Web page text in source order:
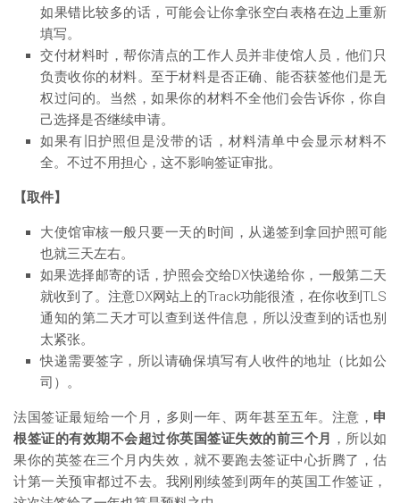
如果错比较多的话，可能会让你拿张空白表格在边上重新
填写。
交付材料时，帮你清点的工作人员并非使馆人员，他们只
负责收你的材料。至于材料是否正确、能否获签他们是无
权过问的。当然，如果你的材料不全他们会告诉你，你自
己选择是否继续申请。
如果有旧护照但是没带的话，材料清单中会显示材料不
全。不过不用担心，这不影响签证审批。
【取件】
大使馆审核一般只要一天的时间，从递签到拿回护照可能
也就三天左右。
如果选择邮寄的话，护照会交给DX快递给你，一般第二天
就收到了。注意DX网站上的Track功能很渣，在你收到TLS
通知的第二天才可以查到送件信息，所以没查到的话也别
太紧张。
快递需要签字，所以请确保填写有人收件的地址（比如公
司）。
法国签证最短给一个月，多则一年、两年甚至五年。注意， 申
根签证的有效期不会超过你英国签证失效的前三个月
，所以如
果你的英签在三个月内失效，就不要跑去签证中心折腾了，估
计第一关预审都过不去。我刚刚续签到两年的英国工作签证，